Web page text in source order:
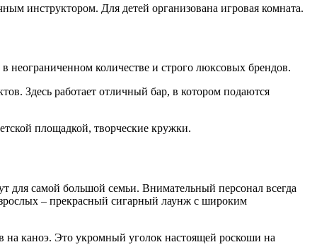
инструктором. Для детей организована игровая комната.
неограниченном количестве и строго люксовых брендов.
Здесь работает отличный бар, в котором подаются
площадкой, творческие кружки.
для самой большой семьи. Внимательный персонал всегда
– прекрасный сигарный лаунж с широким
на каноэ. Это укромный уголок настоящей роскоши на